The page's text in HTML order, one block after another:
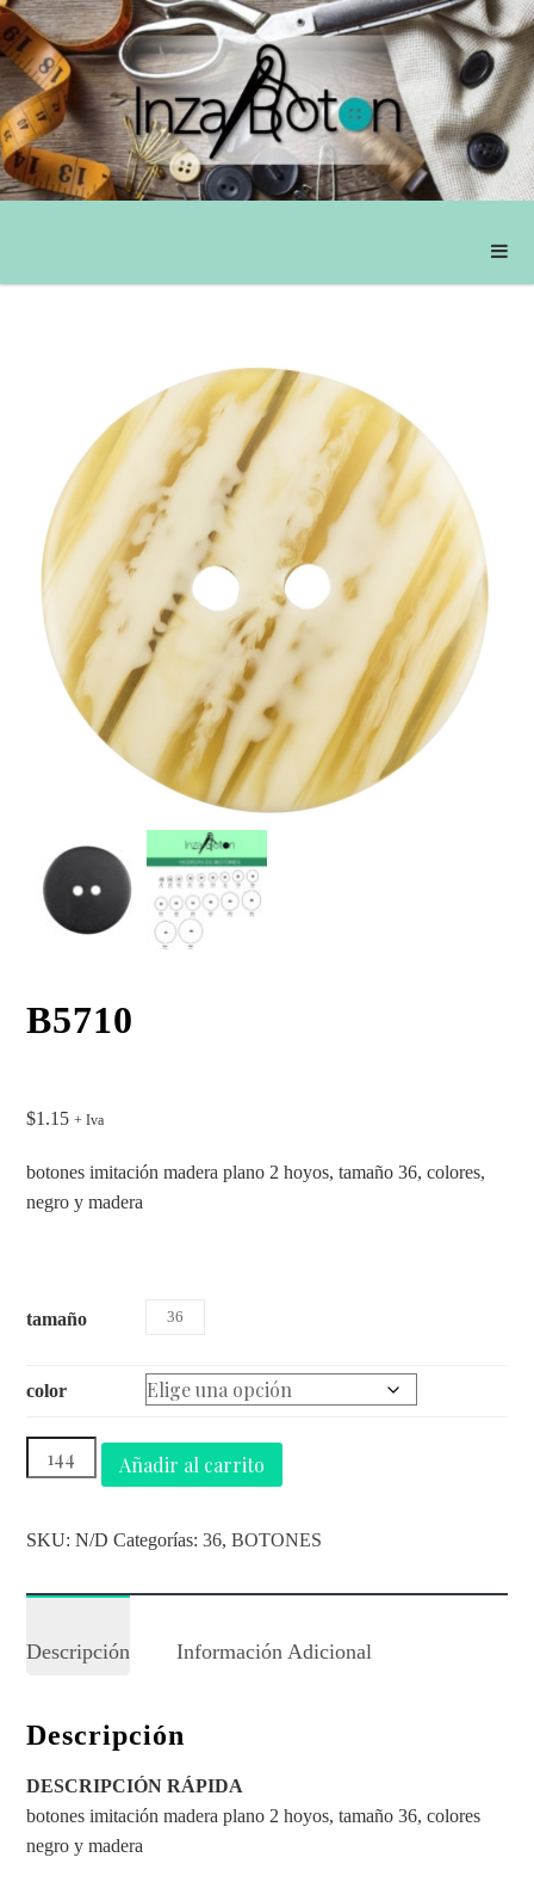
B5710
$1.15 + Iva
botones imitación madera plano 2 hoyos, tamaño 36, colores,
negro y madera
tamaño 36
color
Añadir al carrito
SKU:N/D Categorías:36,BOTONES
Descripción Información Adicional
Descripción
DESCRIPCIÓN RÁPIDA
botones imitación madera plano 2 hoyos, tamaño 36, colores
negro y madera